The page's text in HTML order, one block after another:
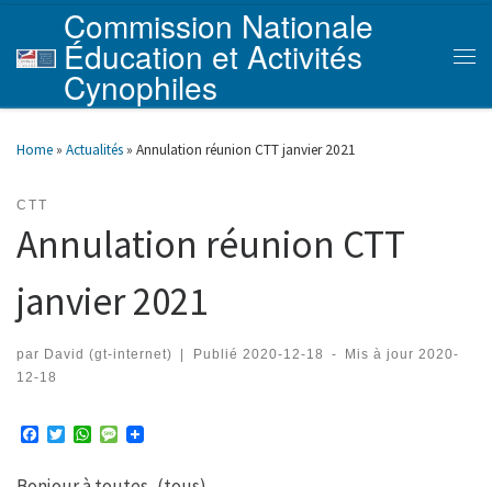
Skip to content
Commission Nationale
Éducation et Activités
Cynophiles
Home » Actualités » Annulation réunion CTT janvier 2021
CTT
Annulation réunion CTT
janvier 2021
par David (gt-internet) Publié 2020-12-18 - Mis à jour 2020-
12-18
T
W
M